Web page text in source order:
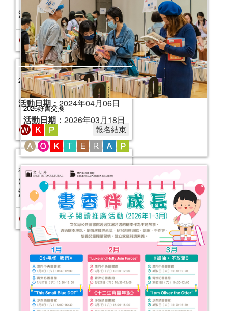
2026好書交換
活動日期：2026年03月18日
2024年“書香伴成長”親子閱讀推廣活動
（7-9月）
活動日期：2024年07月06日
報名結束